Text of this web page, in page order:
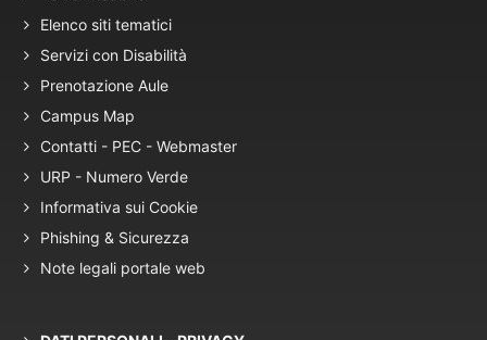
Elenco siti tematici
Servizi con Disabilità
Prenotazione Aule
Campus Map
Contatti - PEC - Webmaster
URP - Numero Verde
Informativa sui Cookie
Phishing & Sicurezza
Note legali portale web